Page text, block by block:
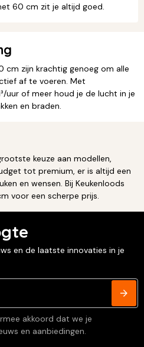
60 cm zit je altijd goed.
cm zijn krachtig genoeg om alle
af te voeren. Met
of meer houd je de lucht in je
en braden.
keuze aan modellen,
tot premium, er is altijd een
en wensen. Bij Keukenloods
voor een scherpe prijs.
en de laatste innovaties in je
akkoord dat we je
en aanbiedingen.